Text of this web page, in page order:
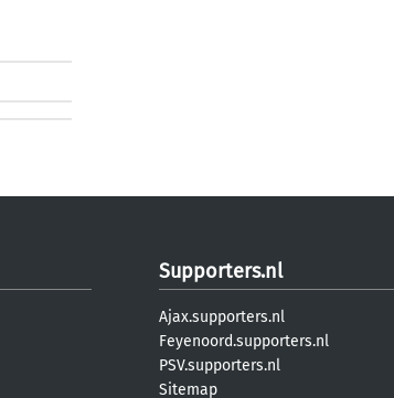
Supporters.nl
Ajax.supporters.nl
Feyenoord.supporters.nl
PSV.supporters.nl
Sitemap